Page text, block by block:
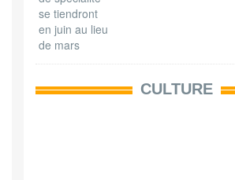
CULTURE